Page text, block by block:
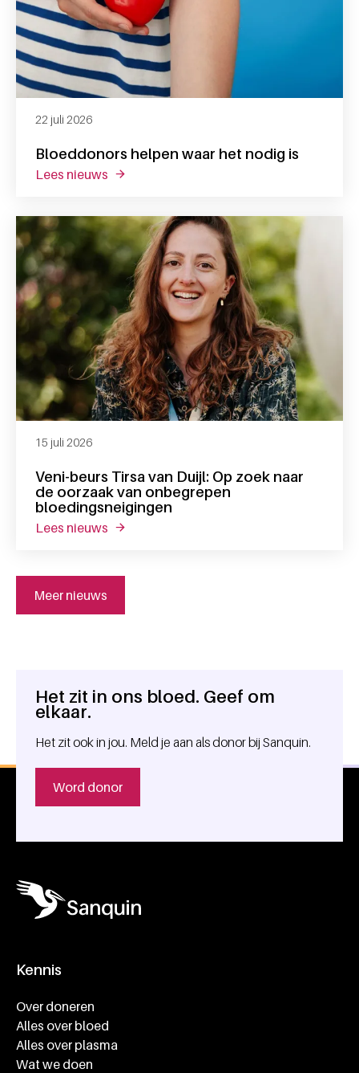
Bloeddonors helpen waar het nodig is
22 juli 2026
lees nieuws over bloeddonors helpen waar het nodig is
Veni-beurs Tirsa van Duijl: Op zoek naar
de oorzaak van onbegrepen
bloedingsneigingen
15 juli 2026
lees nieuws over veni-beurs tirsa van duijl: op zoek
Meer nieuws
Algemene informatie
Het zit in ons bloed. Geef om
elkaar.
Het zit ook in jou. Meld je aan als donor bij Sanquin.
Word donor
Kennis
Over doneren
Alles over bloed
Alles over plasma
Wat we doen